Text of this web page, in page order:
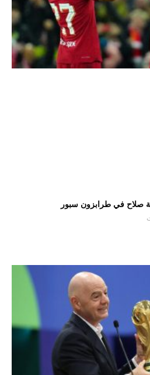
صلاح في طرابزون سبور